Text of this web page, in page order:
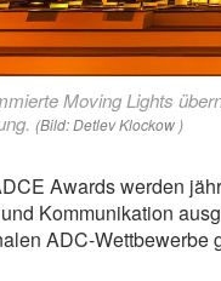
Moving Lights
(Bild: Detlev Klockow )
Awards werden
Kommunikation
ADC-Wettbewerbe